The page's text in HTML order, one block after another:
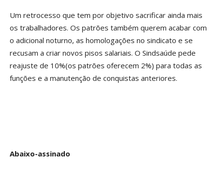
Um retrocesso que tem por objetivo sacrificar ainda mais
os trabalhadores. Os patrões também querem acabar com
o adicional noturno, as homologações no sindicato e se
recusam a criar novos pisos salariais. O Sindsaúde pede
reajuste de 10%(os patrões oferecem 2%) para todas as
funções e a manutenção de conquistas anteriores.
Abaixo-assinado